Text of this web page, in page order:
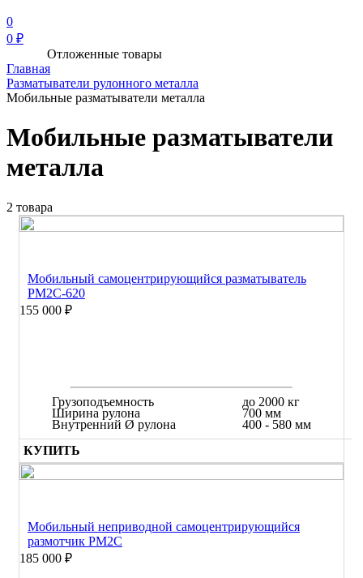
0
0 ₽
Отложенные товары
Главная
Разматыватели рулонного металла
Мобильные разматыватели металла
Мобильные разматыватели
металла
2 товара
Мобильный самоцентрирующийся разматыватель
РМ2С-620
155 000 ₽
Грузоподъемность
Ширина рулона
Внутренний Ø рулона
до 2000 кг
700 мм
400 - 580 мм
КУПИТЬ
Мобильный неприводной самоцентрирующийся
размотчик РМ2С
185 000 ₽